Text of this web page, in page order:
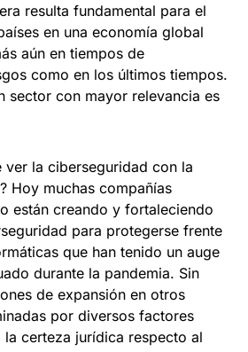
resulta fundamental para el
en una economía global
aún en tiempos de
como en los últimos tiempos.
sector con mayor relevancia es
ver la ciberseguridad con la
Hoy muchas compañías
están creando y fortaleciendo
para protegerse frente
que han tenido un auge
durante la pandemia. Sin
de expansión en otros
por diversos factores
certeza jurídica respecto al